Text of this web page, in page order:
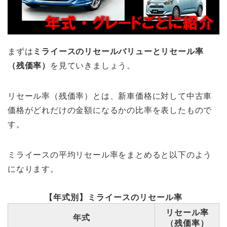
まずは ミライースのリセールバリューとリセール率
（残価率）
を見ていきましょう。
リセール率（残価率）とは、新車価格に対して中古車
価格がどれだけの金額になるかの比率を表したもので
す。
ミライースの平均リセール率をまとめると以下のよう
になります。
【年式別】ミライースのリセール率
年式
リセール率
（残価率）